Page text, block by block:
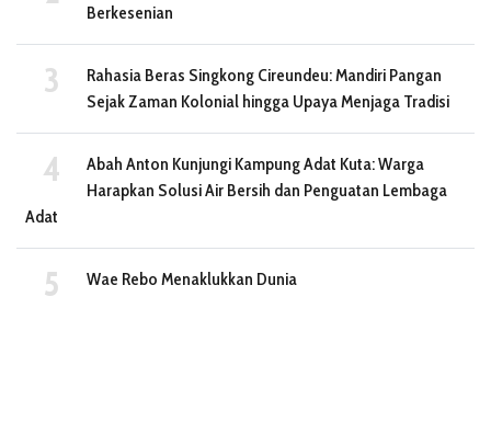
Berkesenian
Rahasia Beras Singkong Cireundeu: Mandiri Pangan
Sejak Zaman Kolonial hingga Upaya Menjaga Tradisi
Abah Anton Kunjungi Kampung Adat Kuta: Warga
Harapkan Solusi Air Bersih dan Penguatan Lembaga
Adat
Wae Rebo Menaklukkan Dunia